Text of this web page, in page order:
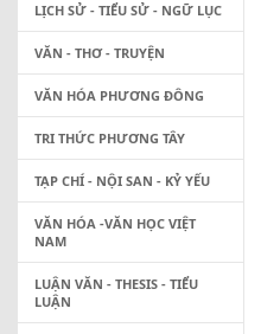
LỊCH SỬ - TIỂU SỬ - NGỮ LỤC
VĂN - THƠ - TRUYỆN
VĂN HÓA PHƯƠNG ĐÔNG
TRI THỨC PHƯƠNG TÂY
TẠP CHÍ - NỘI SAN - KỶ YẾU
VĂN HÓA -VĂN HỌC VIỆT
NAM
LUẬN VĂN - THESIS - TIỂU
LUẬN